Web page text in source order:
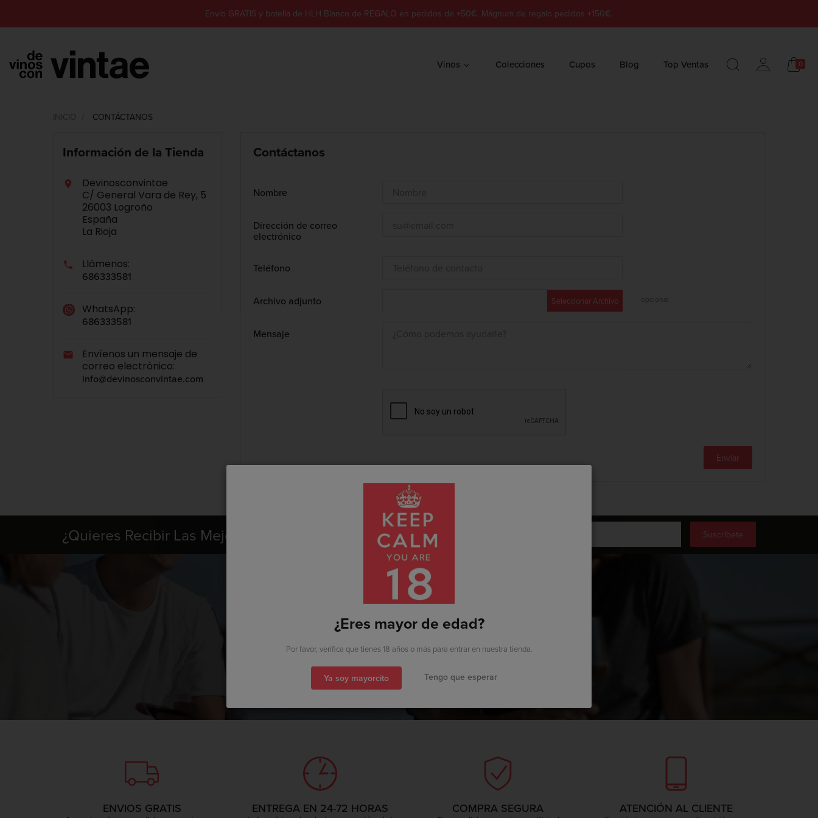
Envío GRATIS y botella de HLH Blanco de REGALO en pedidos de +50€. Mágnum de regalo pedidos +150€.
Vinos Colecciones Cupos Blog Top Ventas
Soy nuevo por aquí
También puedes acceder con...
0
CONTÁCTANOS
Información de la Tienda

Devinosconvintae
C/ General Vara de Rey, 5
26003 Logroño
España
La Rioja
 Llámenos:
686333581
WhatsApp:
686333581

Envíenos un mensaje de
correo electrónico:
info@devinosconvintae.com
Contáctanos
Nombre
Dirección de correo
electrónico
Teléfono
Archivo adjunto Seleccionar Archivo
Mensaje
¿Quieres Recibir Las Mejores Ofertas De Vino?
VIVA EL VINO
Y LA BUENA GENTE
ENVIOS GRATIS ENTREGA EN 24-72 HORAS COMPRA SEGURA ATENCIÓN AL CLIENTE
¿Eres mayor de edad?
Por favor, verifica que tienes 18 años o más para entrar en nuestra tienda.
Ya soy mayorcito Tengo que esperar